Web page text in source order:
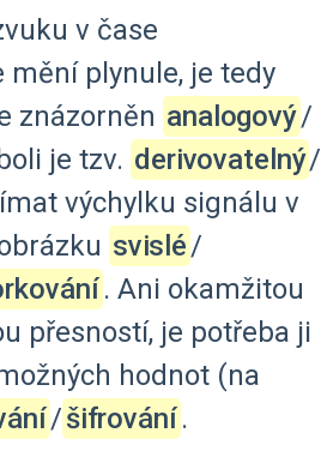
v čase
mění plynule, je tedy
znázorněn analogový‍/‌
je tzv. derivovatelný‍/‌
výchylku signálu v
svislé‍/‌
. Ani okamžitou
přesností, je potřeba ji
hodnot (na
‍/‌šifrování.